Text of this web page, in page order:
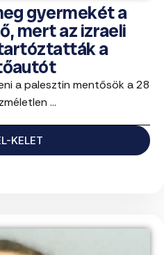
gyermekét a
mert az izraeli
a
a palesztin mentősök a 28
...
KELET